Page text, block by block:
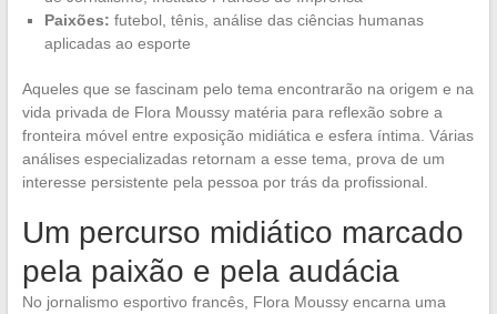
Paixões: futebol, tênis, análise das ciências humanas
aplicadas ao esporte
Aqueles que se fascinam pelo tema encontrarão na origem e na
vida privada de Flora Moussy matéria para reflexão sobre a
fronteira móvel entre exposição midiática e esfera íntima. Várias
análises especializadas retornam a esse tema, prova de um
interesse persistente pela pessoa por trás da profissional.
Um percurso midiático marcado
pela paixão e pela audácia
No jornalismo esportivo francês, Flora Moussy encarna uma